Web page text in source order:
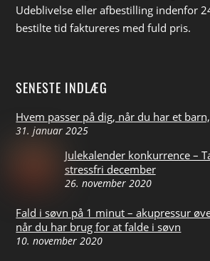
Udeblivelse eller afbestilling indenfor
bestilte tid faktureres med fuld pris.
SENESTE INDLÆG
Hvem passer på dig, når du har et
31. januar 2025
Julekalender konkurrence –
stressfri december
26. november 2020
Fald i søvn på 1 minut – akupressur
når du har brug for at falde i søvn
10. november 2020